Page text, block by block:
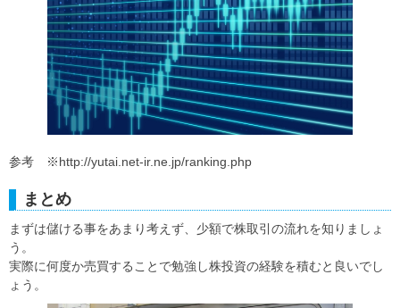
参考 ※http://yutai.net-ir.ne.jp/ranking.php
まとめ
まずは儲ける事をあまり考えず、少額で株取引の流れを知りましょ
う。
実際に何度か売買することで勉強し株投資の経験を積むと良いでし
ょう。